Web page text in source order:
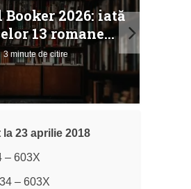
2026: iată
13 romane...
3 minute de citire
23 aprilie 2018
– 603X
– 603X